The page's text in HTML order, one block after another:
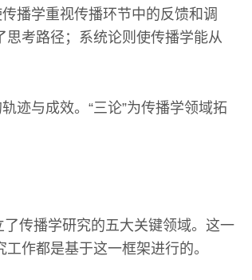
播学重视传播环节中的反馈和调
考路径；系统论则使传播学能从
迹与成效。“三论”为传播学领域拓
传播学研究的五大关键领域。这一
作都是基于这一框架进行的。